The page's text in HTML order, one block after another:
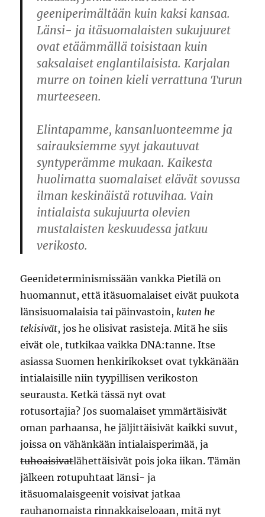
geeniperimältään kuin kaksi kansaa.
Länsi- ja itäsuomalaisten sukujuuret
ovat etäämmällä toisistaan kuin
saksalaiset englantilaisista. Karjalan
murre on toinen kieli verrattuna Turun
murteeseen.
Elintapamme, kansanluonteemme ja
sairauksiemme syyt jakautuvat
syntyperämme mukaan. Kaikesta
huolimatta suomalaiset elävät sovussa
ilman keskinäistä rotuvihaa. Vain
intialaista sukujuurta olevien
mustalaisten keskuudessa jatkuu
verikosto.
Geenideterminismissään vankka Pietilä on
huomannut, että itäsuomalaiset eivät puukota
länsisuomalaisia tai päinvastoin,kuten he
tekisivät, jos he olisivat rasisteja. Mitä he siis
eivät ole, tutkikaa vaikka DNA:tanne. Itse
asiassa Suomen henkirikokset ovat tykkänään
intialaisille niin tyypillisen verikoston
seurausta. Ketkä tässä nyt ovat
rotusortajia? Jos suomalaiset ymmärtäisivät
oman parhaansa, he jäljittäisivät kaikki suvut,
joissa on vähänkään intialaisperimää, ja
tuhoaisivatlähettäisivät pois joka iikan. Tämän
jälkeen rotupuhtaat länsi- ja
itäsuomalaisgeenit voisivat jatkaa
rauhanomaista rinnakkaiseloaan, mitä nyt